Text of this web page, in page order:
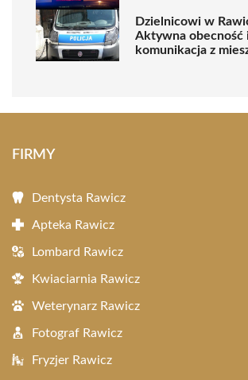
Dzielnicowi w
Aktywna obecność
komunikacja z
FIRMY
Dentysta Rawicz
Apteka Rawicz
Lombard Rawicz
Kwiaciarnia Rawicz
Weterynarz Rawicz
Fotograf Rawicz
Fryzjer Rawicz